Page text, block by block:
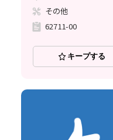
その他
62711-00
キープする